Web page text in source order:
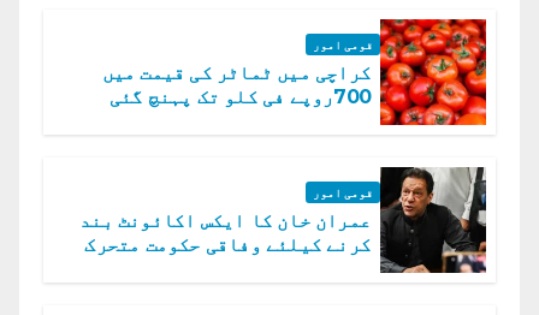
قومی امور
کراچی میں ٹماٹر کی قیمت میں
700روپے فی کلو تک پہنچ گئی
قومی امور
عمران خان کا ایکس اکائونٹ بند
کرنے کیلئے وفاقی حکومت متحرک